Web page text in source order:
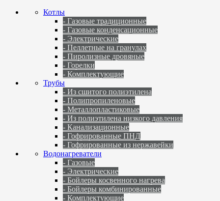
Котлы
- Газовые традиционные
- Газовые конденсационные
- Электрические
- Пеллетные на гранулах
- Пиролизные дровяные
- Горелки
- Комплектующие
Трубы
- Из сшитого полиэтилена
- Полипропиленовые
- Металлопластиковые
- Из полиэтилена низкого давления
- Канализационные
- Гофрированные ПНД
- Гофрированные из нержавейки
Водонагреватели
- Газовые
- Электрические
- Бойлеры косвенного нагрева
- Бойлеры комбинированные
- Комплектующие